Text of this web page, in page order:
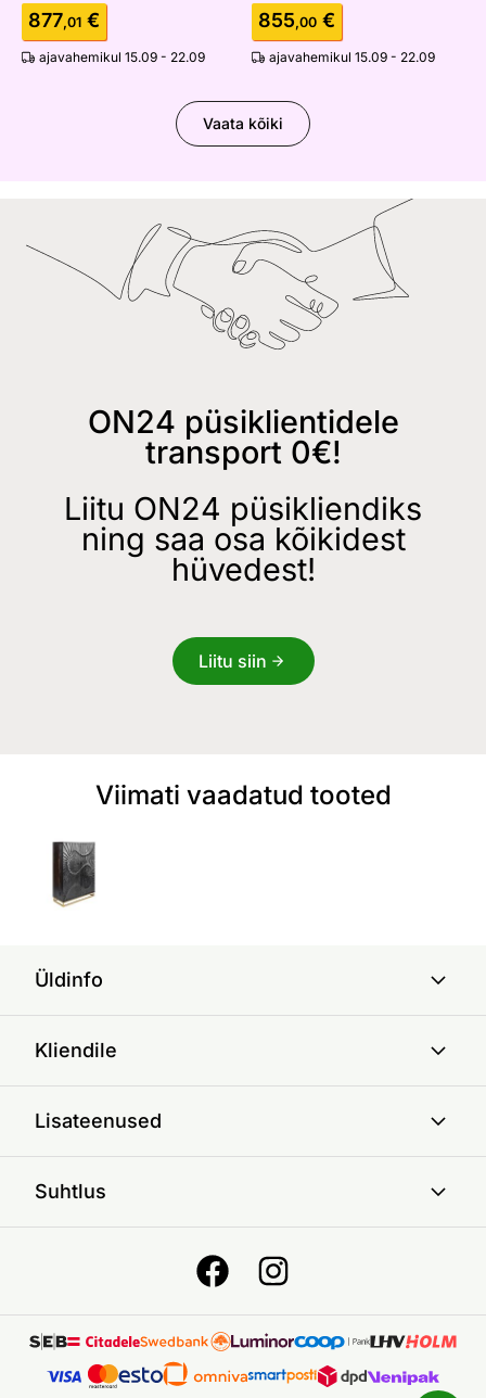
877,01 €
ajavahemikul 15.09 - 22.09
855,00 €
ajavahemikul 15.09 - 22.09
Vaata kõiki
ON24 püsiklientidele
transport 0€!
Liitu ON24 püsikliendiks
ning saa osa kõikidest
hüvedest!
Liitu siin
Viimati vaadatud tooted
Üldinfo
Kliendile
Lisateenused
Suhtlus